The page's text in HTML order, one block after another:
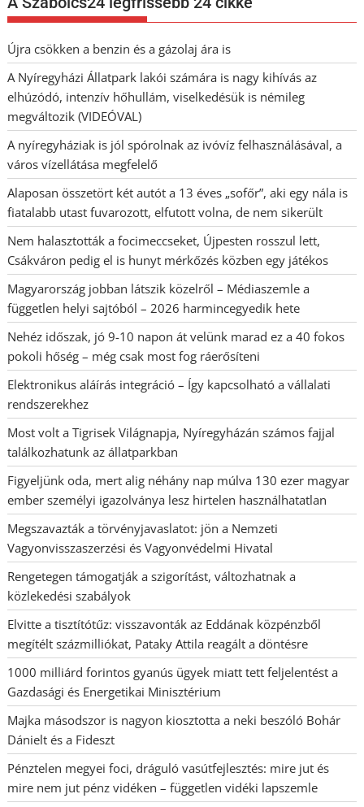
Újra csökken a benzin és a gázolaj ára is
A Nyíregyházi Állatpark lakói számára is nagy kihívás az
elhúzódó, intenzív hőhullám, viselkedésük is némileg
megváltozik (VIDEÓVAL)
A nyíregyháziak is jól spórolnak az ivóvíz felhasználásával, a
város vízellátása megfelelő
Alaposan összetört két autót a 13 éves „sofőr”, aki egy nála is
fiatalabb utast fuvarozott, elfutott volna, de nem sikerült
Nem halasztották a focimeccseket, Újpesten rosszul lett,
Csákváron pedig el is hunyt mérkőzés közben egy játékos
Magyarország jobban látszik közelről – Médiaszemle a
független helyi sajtóból – 2026 harmincegyedik hete
Nehéz időszak, jó 9-10 napon át velünk marad ez a 40 fokos
pokoli hőség – még csak most fog ráerősíteni
Elektronikus aláírás integráció – Így kapcsolható a vállalati
rendszerekhez
Most volt a Tigrisek Világnapja, Nyíregyházán számos fajjal
találkozhatunk az állatparkban
Figyeljünk oda, mert alig néhány nap múlva 130 ezer magyar
ember személyi igazolványa lesz hirtelen használhatatlan
Megszavazták a törvényjavaslatot: jön a Nemzeti
Vagyonvisszaszerzési és Vagyonvédelmi Hivatal
Rengetegen támogatják a szigorítást, változhatnak a
közlekedési szabályok
Elvitte a tisztítótűz: visszavonták az Eddának közpénzből
megítélt százmilliókat, Pataky Attila reagált a döntésre
1000 milliárd forintos gyanús ügyek miatt tett feljelentést a
Gazdasági és Energetikai Minisztérium
Majka másodszor is nagyon kiosztotta a neki beszóló Bohár
Dánielt és a Fideszt
Pénztelen megyei foci, dráguló vasútfejlesztés: mire jut és
mire nem jut pénz vidéken – független vidéki lapszemle